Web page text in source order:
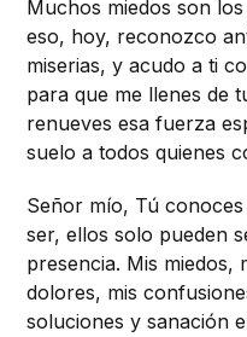
Muchos miedos son
eso, hoy, reconozco
miserias, y acudo a ti
para que me llenes de
renueves esa fuerza
suelo a todos quienes
Señor mío, Tú
ser, ellos solo pueden
presencia. Mis miedos,
dolores, mis
soluciones y sanación